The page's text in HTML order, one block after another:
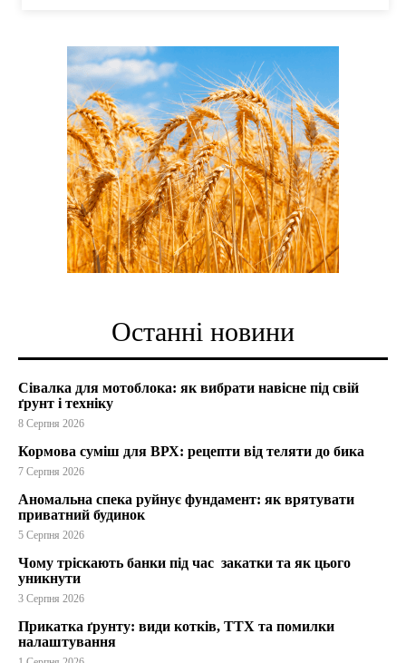
Останні новини
Сівалка для мотоблока: як вибрати навісне під свій
ґрунт і техніку
8 Серпня 2026
Кормова суміш для ВРХ: рецепти від теляти до бика
7 Серпня 2026
Аномальна спека руйнує фундамент: як врятувати
приватний будинок
5 Серпня 2026
Чому тріскають банки під час закатки та як цього
уникнути
3 Серпня 2026
Прикатка ґрунту: види котків, ТТХ та помилки
налаштування